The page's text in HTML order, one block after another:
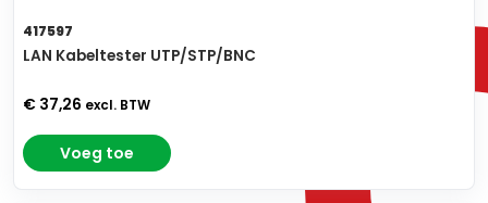
417597
LAN Kabeltester UTP/STP/BNC
€ 37,26 excl. BTW
Voeg toe